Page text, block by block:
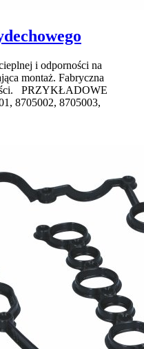
i odporności na
montaż. Fabryczna
PRZYKŁADOWE
8705002, 8705003,